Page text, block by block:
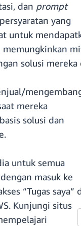
dan prompt
yang
untuk
memungkinkan
solusi mereka
mereka
solusi dan
untuk semua
masuk ke
“Tugas saya”
Kunjungi situs